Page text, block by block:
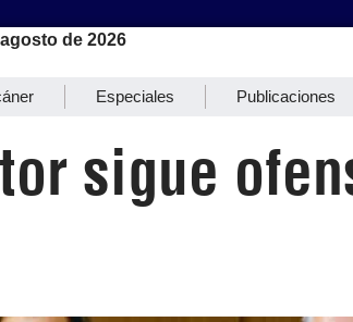
de 2026
Especiales Publicaciones
sigue